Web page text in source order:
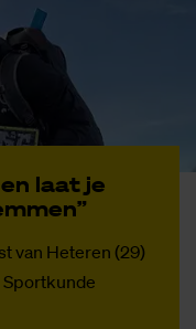
laat je
van Heteren (29)
Sportkunde